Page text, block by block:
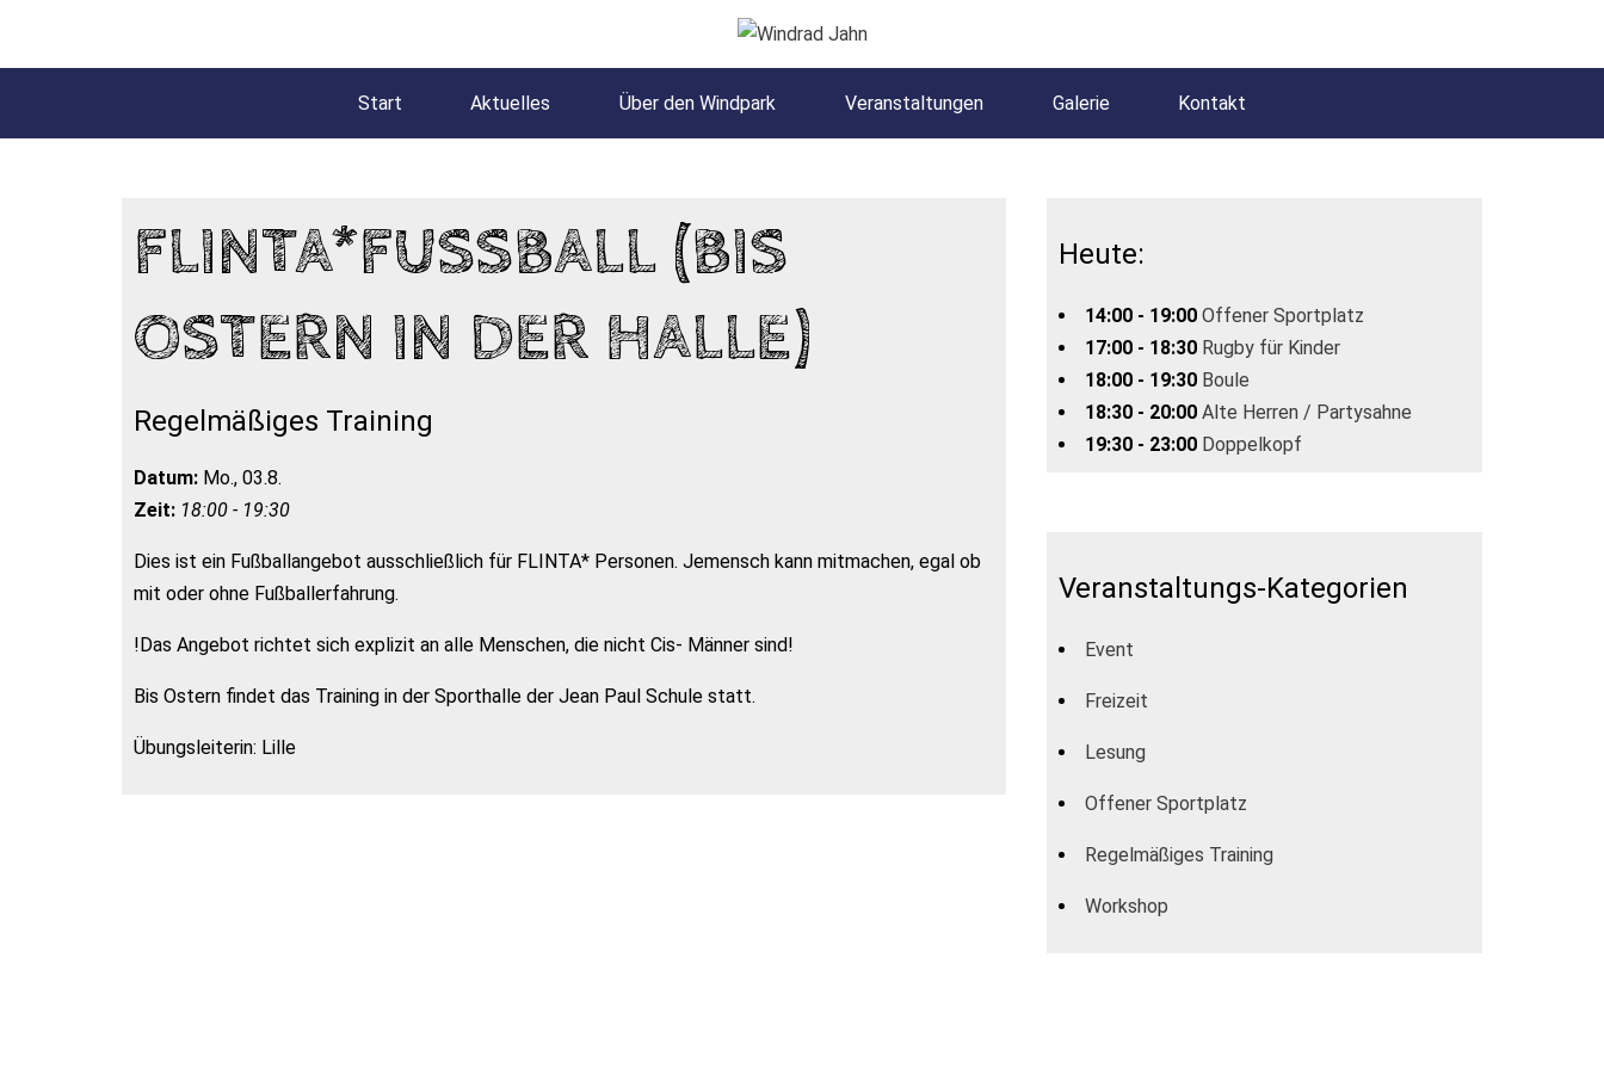
Start Aktuelles Über den Windpark Veranstaltungen Galerie Kontakt
FLINTA*FUSSBALL (BIS O
STERN IN DER HALLE)
Regelmäßiges Training
Datum: Mo., 03.8.
Zeit: 18:00 - 19:30
Dies ist ein Fußballangebot ausschließlich für FLINTA* Personen. Jemensch kann mitmachen, egal ob
mit oder ohne Fußballerfahrung.
!Das Angebot richtet sich explizit an alle Menschen, die nicht Cis- Männer sind!
Bis Ostern findet das Training in der Sporthalle der Jean Paul Schule statt.
Übungsleiterin: Lille
Heute:
14:00 - 19:00 Offener Sportplatz
17:00 - 18:30 Rugby für Kinder
18:00 - 19:30 Boule
18:30 - 20:00 Alte Herren / Partysahne
19:30 - 23:00 Doppelkopf
Veranstaltungs-Kategorien
Event
Freizeit
Lesung
Offener Sportplatz
Regelmäßiges Training
Workshop